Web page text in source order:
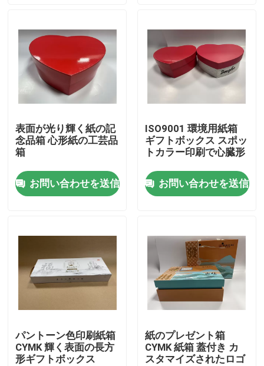
製品
わたしたち に つい て
工場 ツアー
ニュース
ペーパー ギフト用の箱
表面が光り輝く紙の記
念品箱 心形紙の工芸品
箱
お問い合わせを送信
ISO9001 環境用紙箱
ギフトボックス スポッ
トカラー印刷で心臓形
お問い合わせを送信
パントーン色印刷紙箱
CYMK 輝く表面の長方
形ギフトボックス
紙のプレゼント箱
CYMK 紙箱 蓋付き カ
スタマイズされたロゴ